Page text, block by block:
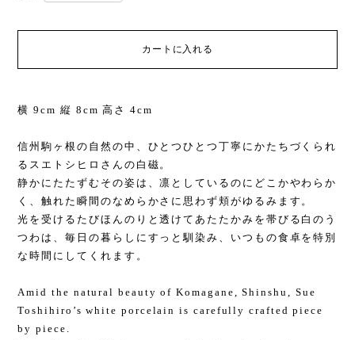
カートに入れる
横 9cm 縦 8cm 高さ 4cm
信州駒ヶ根の自然の中、ひとつひとつ丁寧にかたちづくられ
るスエトシヒロさんの白磁。
静かにたたずむその姿は、凛としているのにどこかやわらか
く、触れた瞬間のなめらかさに思わず頬がゆるみます。
光を受けるたびほんのりと透けてあたたかみを帯びる白のう
つわは、毎日の暮らしにすっと馴染み、いつもの食卓を特別
な時間にしてくれます。
Amid the natural beauty of Komagane, Shinshu, Sue
Toshihiro’s white porcelain is carefully crafted piece
by piece.